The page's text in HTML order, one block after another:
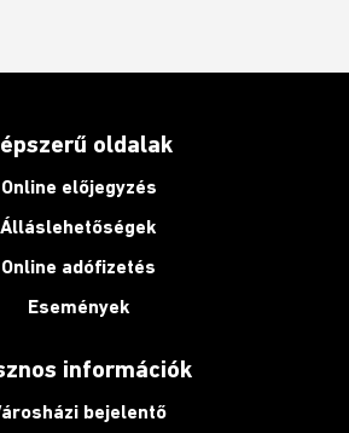
oldalak
Online előjegyzés
Álláslehetőségek
Online adófizetés
Események
információk
bejelentő